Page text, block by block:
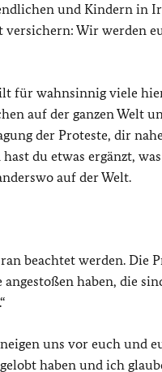
und Kindern in
Wir werden
für wahnsinnig viele
auf der ganzen Welt
der Proteste, dir
du etwas ergänzt,
auf der Welt.
beachtet werden. Die
haben, die
uns vor euch und
haben und ich